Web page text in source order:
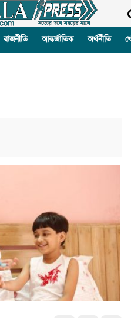
রাজনীতি আন্তর্জাতিক অর্থনীতি